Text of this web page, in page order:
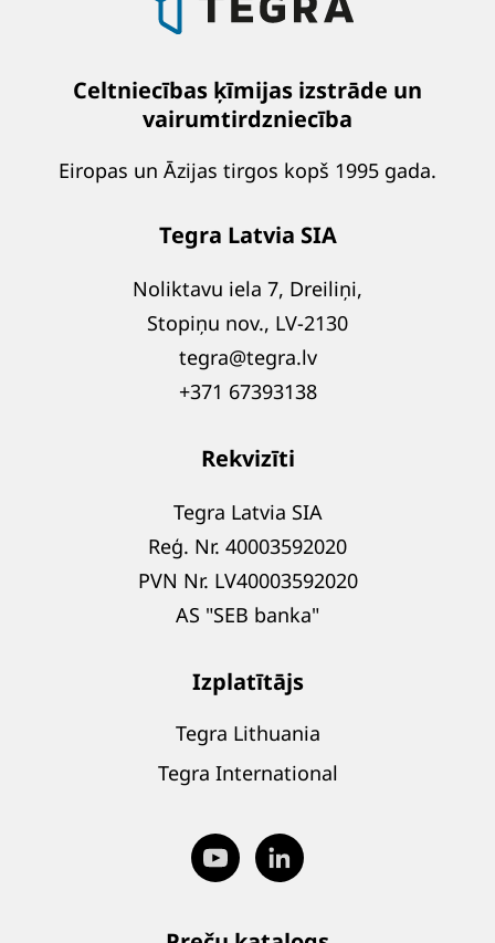
Celtniecības ķīmijas izstrāde un
vairumtirdzniecība
Eiropas un Āzijas tirgos kopš 1995 gada.
Tegra Latvia SIA
Noliktavu iela 7, Dreiliņi,
Stopiņu nov., LV-2130
tegra@tegra.lv
+371 67393138
Rekvizīti
Tegra Latvia SIA
Reģ. Nr. 40003592020
PVN Nr. LV40003592020
AS "SEB banka"
Izplatītājs
Tegra Lithuania
Tegra International